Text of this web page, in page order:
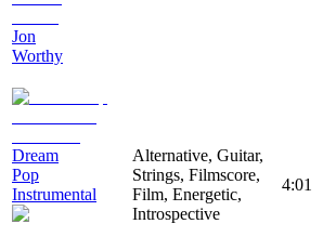
Jon
Worthy
Dream
Pop
Instrumental
Alternative, Guitar,
Strings, Filmscore,
Film, Energetic,
Introspective
4:01